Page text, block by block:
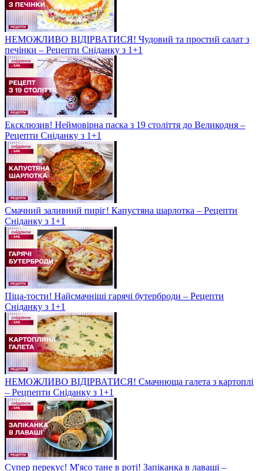
НЕМОЖЛИВО ВІДІРВАТИСЯ! Чудовий та простий салат з
печінки – Рецепти Сніданку з 1+1
Ексклюзив! Неймовірна паска з 19 століття до Великодня –
Рецепти Сніданку з 1+1
Смачний заливний пиріг! Капустяна шарлотка – Рецепти
Сніданку з 1+1
Піца-тости! Найсмачніші гарячі бутерброди – Рецепти
Сніданку з 1+1
НЕМОЖЛИВО ВІДІРВАТИСЯ! Смачнюща галета з картоплі
– Рецпепти Сніданку з 1+1
Супер перекус! М'ясо тане в роті! Запіканка в лаваші –